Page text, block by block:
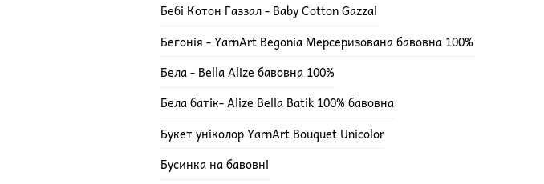
Бебі Котон Газзал - Baby Cotton Gazzal
Бегонія - YarnArt Begonia Мерсеризована бавовна 100%
Бела - Bella Alize бавовна 100%
Бела батік- Alize Bella Batik 100% бавовна
Букет уніколор YarnArt Bouquet Unicolor
Бусинка на бавовні